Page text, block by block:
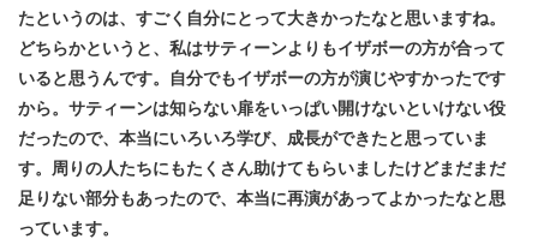
たというのは、すごく自分にとって大きかったなと思いますね。
どちらかというと、私はサティーンよりもイザボーの方が合って
いると思うんです。自分でもイザボーの方が演じやすかったです
から。サティーンは知らない扉をいっぱい開けないといけない役
だったので、本当にいろいろ学び、成長ができたと思っていま
す。周りの人たちにもたくさん助けてもらいましたけどまだまだ
足りない部分もあったので、本当に再演があってよかったなと思
っています。